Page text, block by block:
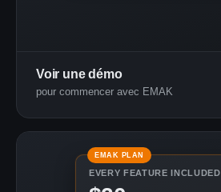
Voir une démo
pour commencer avec EMAK
EMAK PLAN
EVERY FEATURE INCLUDED